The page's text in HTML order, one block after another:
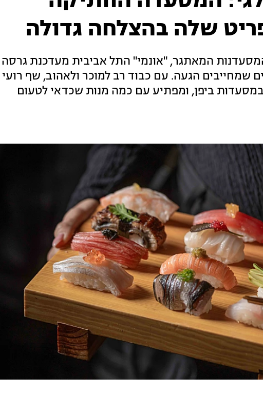
שלה בהצלחה גדולה
המסעדנות המאתגר, "אונמי" התל אביבית מעדכנת גרסה
שמחייבים הגעה. עם כבוד רב למוכר ולאהוב, שף רועי
ביפן, ומפתיע עם כמה מנות שכדאי לטעום